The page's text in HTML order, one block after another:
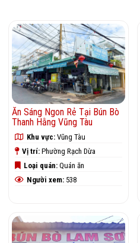
Ăn Sáng Ngon Rẻ Tại Bún Bò
Thanh Hằng Vũng Tàu
Khu vực: Vũng Tàu
Vị trí: Phường Rạch Dừa
Loại quán: Quán ăn
Người xem: 538